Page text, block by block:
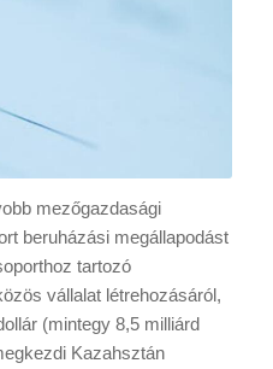
mezőgazdasági
beruházási megállapodást
tartozó
vállalat létrehozásáról,
(mintegy 8,5 milliárd
Kazahsztán